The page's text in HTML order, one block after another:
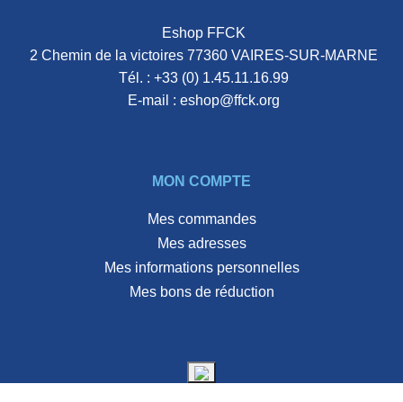
Eshop FFCK
2 Chemin de la victoires 77360 VAIRES-SUR-MARNE
Tél. : +33 (0) 1.45.11.16.99
E-mail : eshop@ffck.org
MON COMPTE
Mes commandes
Mes adresses
Mes informations personnelles
Mes bons de réduction